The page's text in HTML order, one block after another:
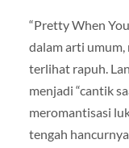
“Pretty When
dalam arti
terlihat rapuh.
menjadi “cantik
meromantisasi
tengah